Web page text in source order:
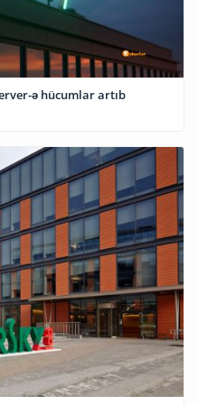
ə hücumlar artıb